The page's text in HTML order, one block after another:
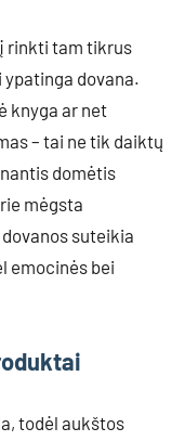
rinkti tam tikrus
dovana.
knyga ar net
– tai ne tik daiktų
domėtis
mėgsta
suteikia
emocinės bei
todėl aukštos